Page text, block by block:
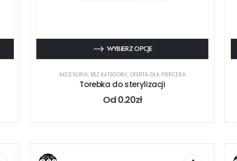
WYBIERZ OPCJE
AKCESORIA, BEZ KATEGORII, OFERTA DLA PIERCERA
Torebka do sterylizacji
Od0.20zł